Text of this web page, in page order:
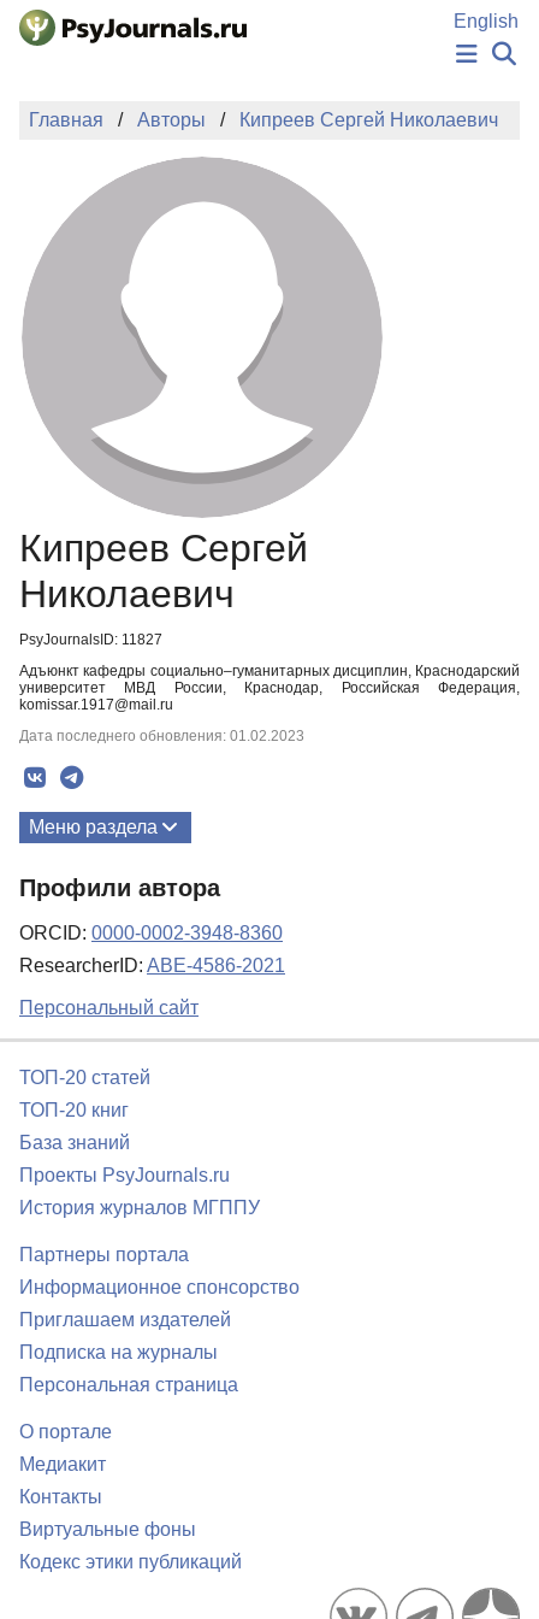
Перейти к основному содержанию
English
НОВОСТИ
АВТОРЫ
ПОДАТЬ РУКОПИСЬ
БАЗА ЗНАНИЙ
КЛЮЧЕВЫЕ СЛОВА
Регистрация
Главная Авторы Кипреев Сергей Николаевич
Кипреев Сергей
Николаевич
PsyJournalsID: 11827
Адъюнкт кафедры социально–гуманитарных дисциплин, Краснодарский
университет МВД России, Краснодар, Российская Федерация,
komissar.1917@mail.ru
Дата последнего обновления: 01.02.2023
Меню раздела
Публикации
Профили автора
ORCID: 0000-0002-3948-8360
ResearcherID: ABE-4586-2021
Персональный сайт
ТОП-20 статей
ТОП-20 книг
База знаний
Проекты PsyJournals.ru
История журналов МГППУ
Партнеры портала
Информационное спонсорство
Приглашаем издателей
Подписка на журналы
Персональная страница
О портале
Медиакит
Контакты
Виртуальные фоны
Кодекс этики публикаций